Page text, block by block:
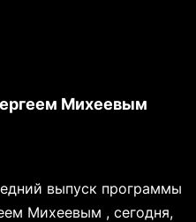
Михеевым
выпуск программы
Михеевым , сегодня,